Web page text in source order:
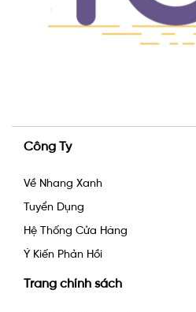
Công Ty
Về Nhang Xanh
Tuyển Dụng
Hệ Thống Cửa Hàng
Ý Kiến Phản Hồi
Trang chính sách